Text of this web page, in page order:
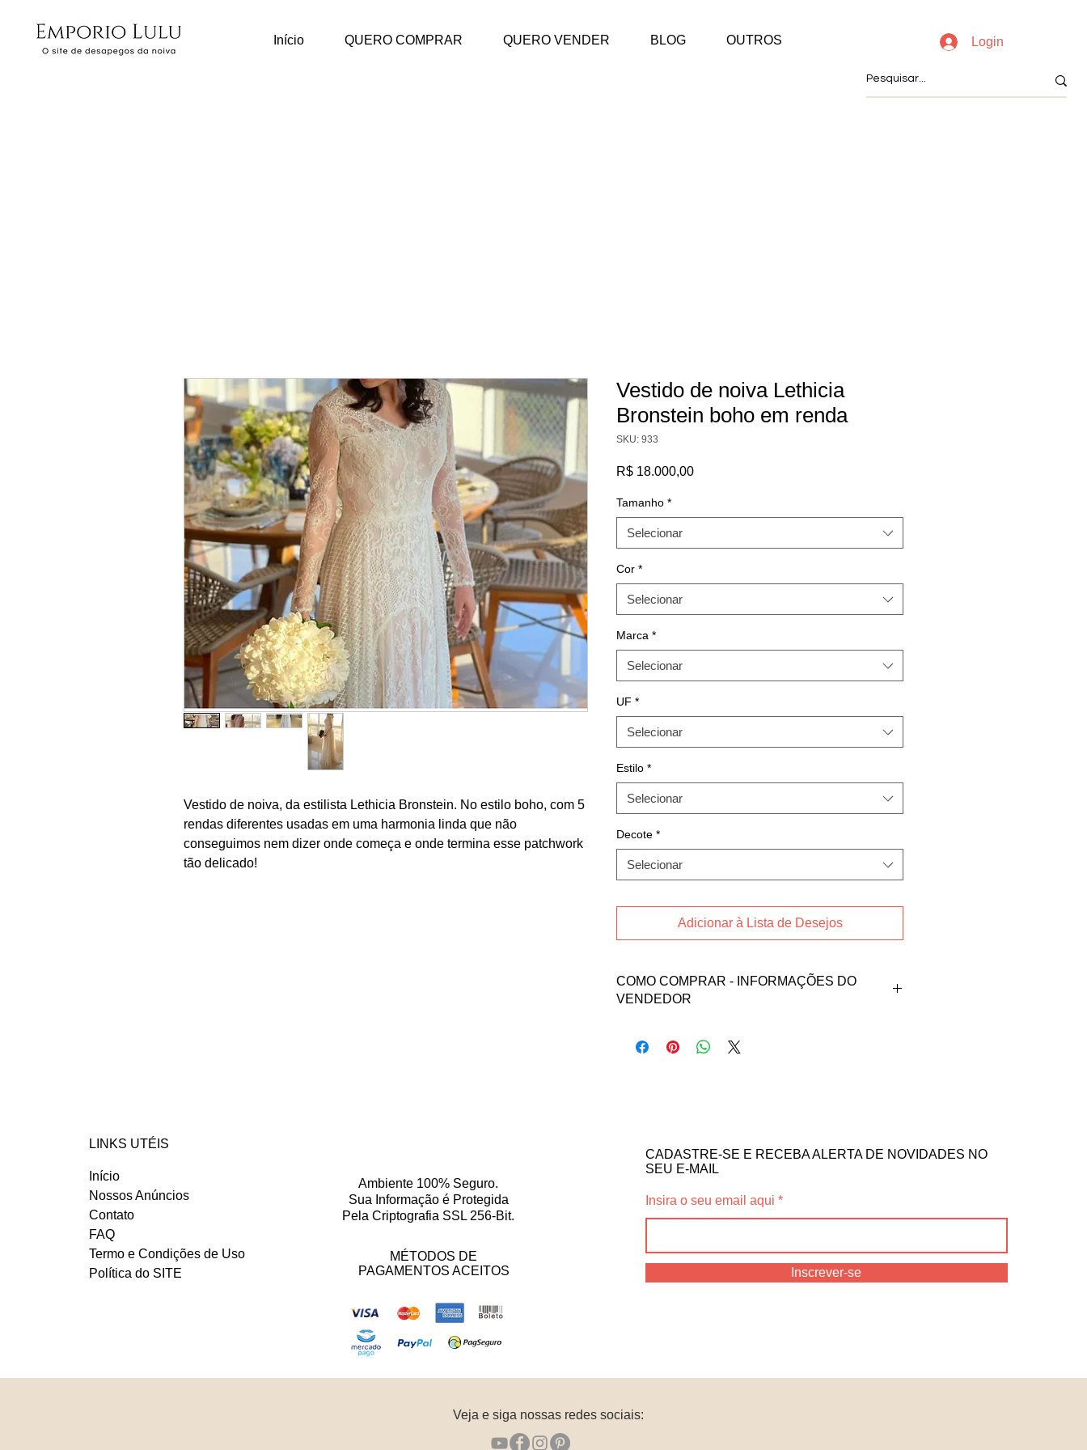
Início QUERO COMPRAR QUERO VENDER BLOG OUTROS Login
Vestido de noiva, da estilista Lethicia Bronstein. No estilo boho, com 5
rendas diferentes usadas em uma harmonia linda que não
conseguimos nem dizer onde começa e onde termina esse patchwork
tão delicado!
Vestido de noiva Lethicia
Bronstein boho em renda
SKU: 933
R$ 18.000,00Preço
Tamanho *
Selecionar
Cor *
Selecionar
Marca *
Selecionar
UF *
Selecionar
Estilo *
Selecionar
Decote *
Selecionar
Adicionar à Lista de Desejos
COMO COMPRAR - INFORMAÇÕES DO
VENDEDOR
Ferro no contato abaixo:
LINKS UTÉIS
Início
Nossos Anúncios
Contato
FAQ
Termo e Condições de Uso
Política do SITE
Ambiente 100% Seguro.
Sua Informação é Protegida
Pela Criptografia SSL 256-Bit.
MÉTODOS DE
PAGAMENTOS ACEITOS
CADASTRE-SE E RECEBA ALERTA DE NOVIDADES NO
SEU E-MAIL
Insira o seu email aqui
Inscrever-se
Veja e siga nossas redes sociais: